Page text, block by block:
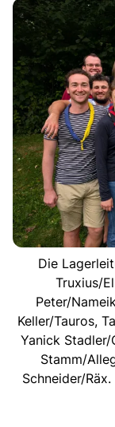
Die
Truxius/
Peter/
Keller/Tauros,
Yanick Stadler/
Stamm/
Schneider/